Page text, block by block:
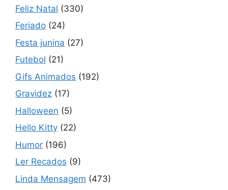
Feliz Natal (330)
Feriado (24)
Festa junina (27)
Futebol (21)
Gifs Animados (192)
Gravidez (17)
Halloween (5)
Hello Kitty (22)
Humor (196)
Ler Recados (9)
Linda Mensagem (473)